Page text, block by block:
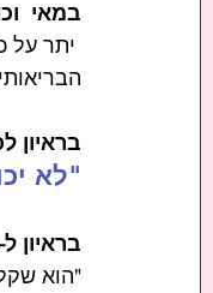
במאי
יתר על
בראיון
"לא
בראיון ל-
"הוא